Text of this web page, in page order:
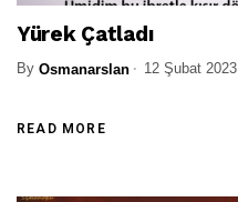
Yürek Çatladı
By Osmanarslan 12 Şubat 2023
READ MORE